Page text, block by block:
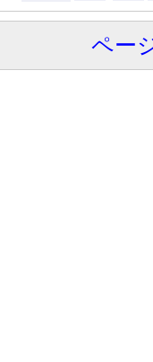
ペー